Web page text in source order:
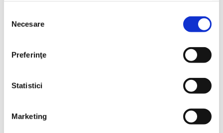
consimțământului
Necesare
Preferinţe
Statistici
Marketing
Simon Berthon, Război între aliaţi